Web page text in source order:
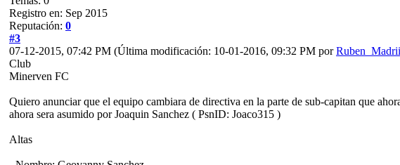
Registro en: Sep 2015
Reputación: 0
#3
07-12-2015, 07:42 PM (Última modificación: 10-01-2016, 09:32 PM por
Club
Minerven FC
Quiero anunciar que el equipo cambiara de directiva en la parte de sub-capitan que
ahora sera asumido por Joaquin Sanchez ( PsnID: Joaco315 )
Altas